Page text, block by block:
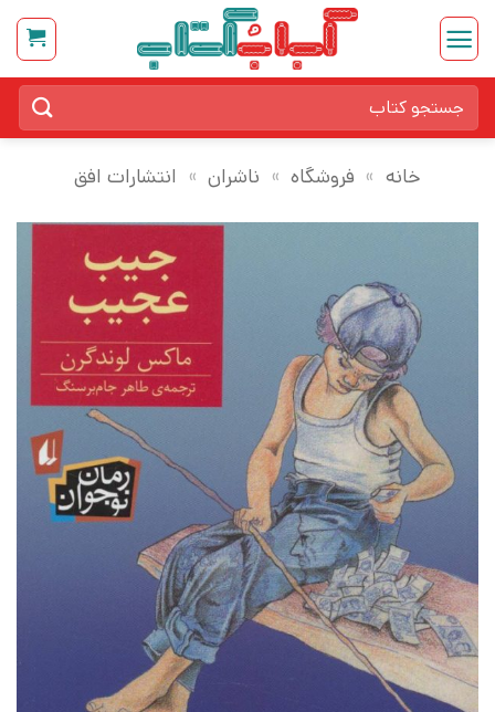
Skip
content
برای:
خانه » فروشگاه » ناشران » انتشارات افق